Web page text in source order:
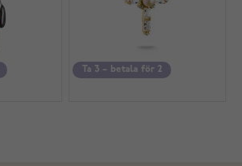
Ta 3 – betala för 2